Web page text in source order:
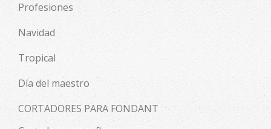
Profesiones
Navidad
Tropical
Día del maestro
CORTADORES PARA FONDANT